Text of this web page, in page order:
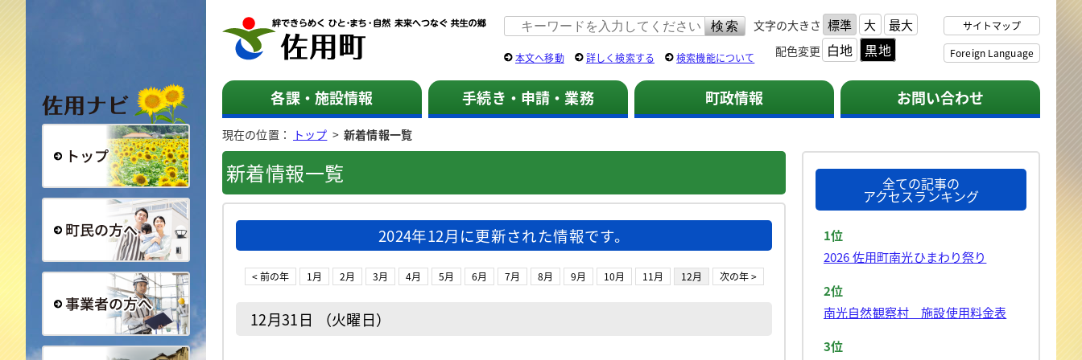
総合トップ
町民の方へ
事業者の方へ
佐用町 公式ホームページ 文字の大きさ 標準 大 最大
配色変更 白地 黒地
サイトマップ
Foreign Language
本文へ移動 詳しく検索する 検索機能について
各課・施設情報 手続き・申請・業務 町政情報 お問い合わせ
現在の位置： トップ >新着情報一覧
新着情報一覧
2024年12月に更新された情報です。
< 前の年 1月 2月 3月 4月 5月 6月 7月 8月 9月 10月 11月 12月 次の年 >
12月31日 （火曜日）
全ての記事の
アクセスランキング
1位
2026 佐用町南光ひまわり祭り
2位
南光自然観察村 施設使用料金表
3位